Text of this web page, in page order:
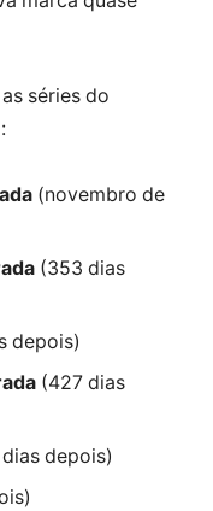
séries do
(novembro de
(353 dias
depois)
(427 dias
dias depois)